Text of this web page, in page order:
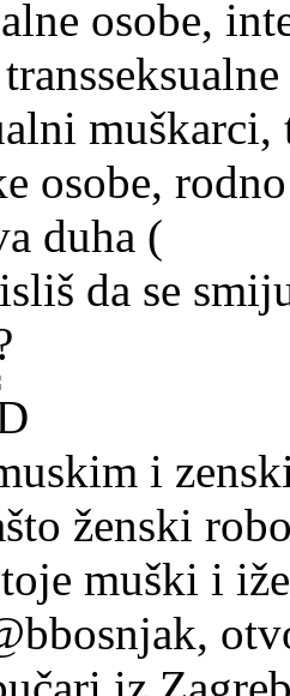
osobe,
muškarci,
osobe,
duha (
da se
i
ženski
muški i